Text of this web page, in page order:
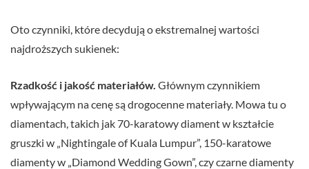
Oto czynniki, które decydują o ekstremalnej wartości
najdroższych sukienek:
Rzadkość i jakość materiałów. Głównym czynnikiem
wpływającym na cenę są drogocenne materiały. Mowa tu o
diamentach, takich jak 70-karatowy diament w kształcie
gruszki w „Nightingale of Kuala Lumpur”, 150-karatowe
diamenty w „Diamond Wedding Gown”, czy czarne diamenty